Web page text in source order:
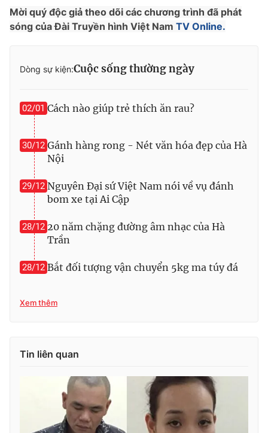
Chất lượng cuộc sống
Học trực tuyến
Công nghệ
Sản phẩm
Tư vấn
Chuyên mục khác
Emagazine Podcast
Photo Infographic
Video Shorts video
VTV Money
VTV4
VTV8
Liên hệ tòa soạn English
Mời quý độc giả theo dõi các chương trình đã phát
sóng của Đài Truyền hình Việt Nam TV Online.
Dòng sự kiện:Cuộc sống thường ngày
02/01 Cách nào giúp trẻ thích ăn rau?
30/12 Gánh hàng rong - Nét văn hóa đẹp của Hà
Nội
29/12 Nguyên Đại sứ Việt Nam nói về vụ đánh
bom xe tại Ai Cập
28/12 20 năm chặng đường âm nhạc của Hà
Trần
28/12 Bắt đối tượng vận chuyển 5kg ma túy đá
Xem thêm
Tin liên quan